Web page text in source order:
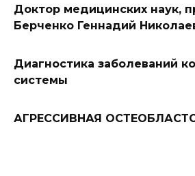
Доктор медицинских наук,
Берченко Геннадий
Диагностика заболеваний
системы
АГРЕССИВНАЯ